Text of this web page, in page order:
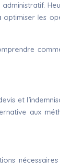
les
et
aux